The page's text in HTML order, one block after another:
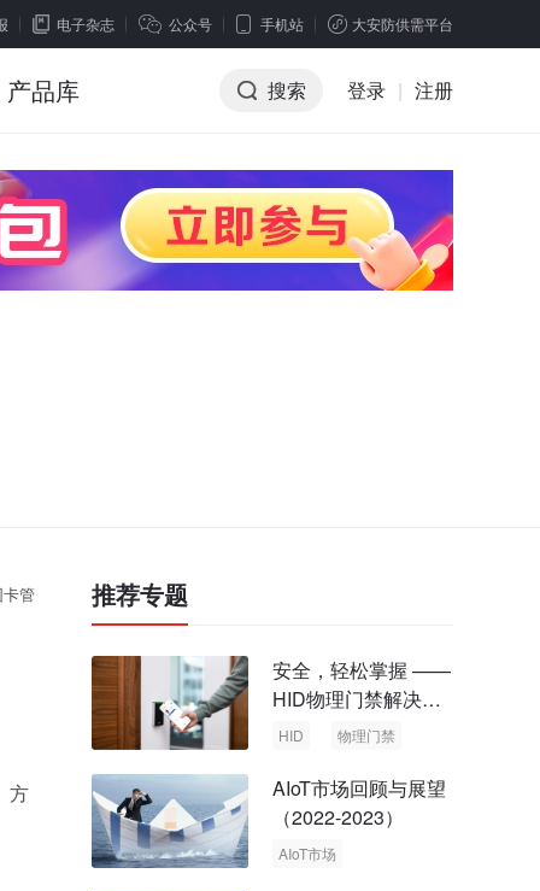
电子杂志 公众号 手机站 大安防供需平台
产品库 搜索 登录 | 注册
管
方
推荐专题
安全，轻松掌握 ——
HID物理门禁解决方
案，启动智慧安全新
HID 物理门禁
AIoT市场回顾与展望
（2022-2023）
AIoT市场